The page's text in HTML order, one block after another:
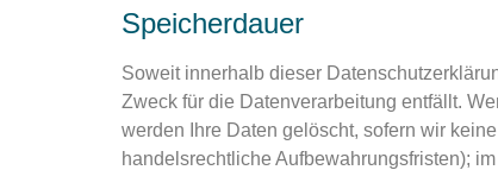
Speicherdauer
Soweit innerhalb dieser
Zweck für die Datenverarbeitung entfällt.
werden Ihre Daten gelöscht, sofern wir
handelsrechtliche Aufbewahrungsfristen);